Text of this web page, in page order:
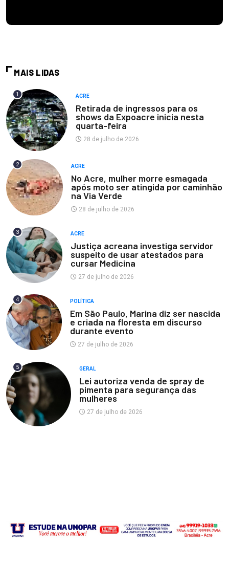
MAIS LIDAS
1 ACRE
Retirada de ingressos para os
shows da Expoacre inicia nesta
quarta-feira
28 de julho de 2026
2 ACRE
No Acre, mulher morre esmagada
após moto ser atingida por caminhão
na Via Verde
28 de julho de 2026
3 ACRE
Justiça acreana investiga servidor
suspeito de usar atestados para
cursar Medicina
27 de julho de 2026
4 POLÍTICA
Em São Paulo, Marina diz ser nascida
e criada na floresta em discurso
durante evento
27 de julho de 2026
5 GERAL
Lei autoriza venda de spray de
pimenta para segurança das
mulheres
27 de julho de 2026